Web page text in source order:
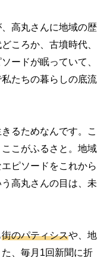
高丸さんに地域の歴
ころか、古墳時代、
ードが眠っていて、
たちの暮らしの底流
るためなんです。こ
こがふるさと。地域
ピソードをこれから
高丸さんの目は、未
街のパティシスや、地
、毎月1回新聞に折